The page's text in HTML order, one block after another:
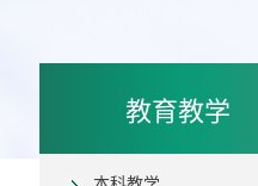
教育教学